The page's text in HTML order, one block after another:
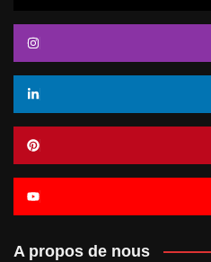
A propos de nous